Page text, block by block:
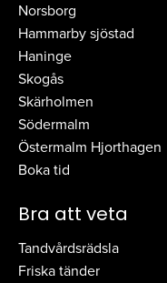
Norsborg
Hammarby sjöstad
Haninge
Skogås
Skärholmen
Södermalm
Östermalm Hjorthagen
Boka tid
Bra att veta
Tandvårdsrädsla
Friska tänder